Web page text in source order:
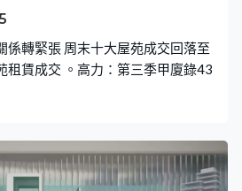
係轉緊張 周末十大屋苑成交回落至
租賃成交 。高力：第三季甲廈錄43